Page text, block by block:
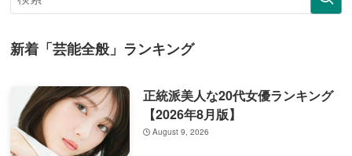
新着「芸能全般」ランキング
正統派美人な20代女優ランキング
【2026年8月版】
August 9, 2026